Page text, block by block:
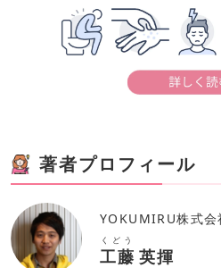
著者プロフィール
YOKUMIRU株式
工藤
くどう
英揮